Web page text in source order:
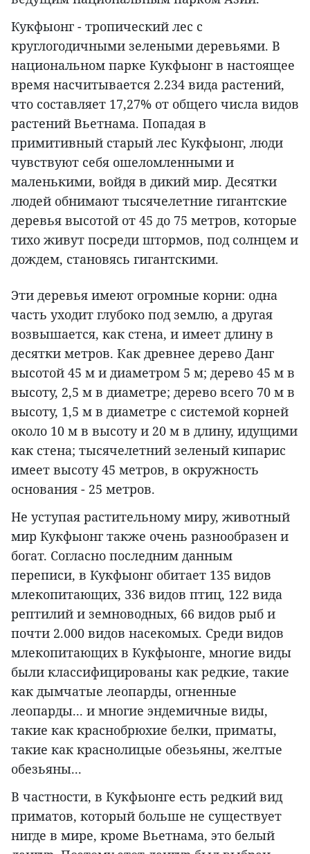
Кукфыонг - тропический лес с
круглогодичными зелеными деревьями. В
национальном парке Кукфыонг в настоящее
время насчитывается 2.234 вида растений,
что составляет 17,27% от общего числа видов
растений Вьетнама. Попадая в
примитивный старый лес Кукфыонг, люди
чувствуют себя ошеломленными и
маленькими, войдя в дикий мир. Десятки
людей обнимают тысячелетние гигантские
деревья высотой от 45 до 75 метров, которые
тихо живут посреди штормов, под солнцем и
дождем, становясь гигантскими.
Эти деревья имеют огромные корни: одна
часть уходит глубоко под землю, а другая
возвышается, как стена, и имеет длину в
десятки метров. Как древнее дерево Данг
высотой 45 м и диаметром 5 м; дерево 45 м в
высоту, 2,5 м в диаметре; дерево всего 70 м в
высоту, 1,5 м в диаметре с системой корней
около 10 м в высоту и 20 м в длину, идущими
как стена; тысячелетний зеленый кипарис
имеет высоту 45 метров, в окружность
основания - 25 метров.
Не уступая растительному миру, животный
мир Кукфыонг также очень разнообразен и
богат. Согласно последним данным
переписи, в Кукфыонг обитает 135 видов
млекопитающих, 336 видов птиц, 122 вида
рептилий и земноводных, 66 видов рыб и
почти 2.000 видов насекомых. Среди видов
млекопитающих в Кукфыонге, многие виды
были классифицированы как редкие, такие
как дымчатые леопарды, огненные
леопарды... и многие эндемичные виды,
такие как краснобрюхие белки, приматы,
такие как краснолицые обезьяны, желтые
обезьяны...
В частности, в Кукфыонге есть редкий вид
приматов, который больше не существует
нигде в мире, кроме Вьетнама, это белый